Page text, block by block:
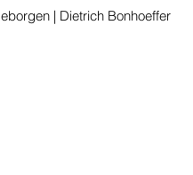
| Dietrich Bonhoeffer